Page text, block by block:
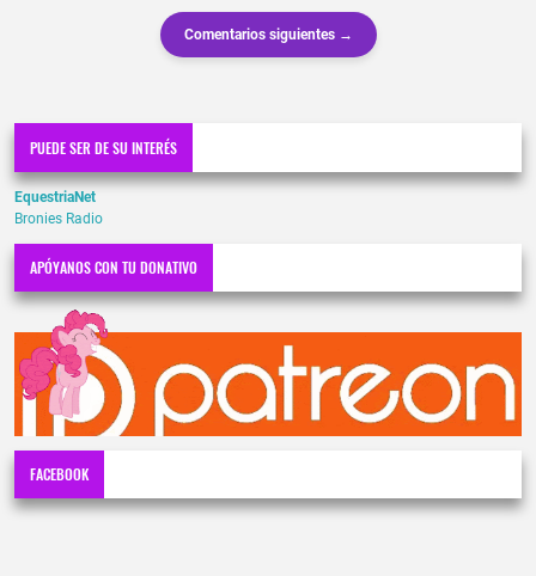
Comentarios siguientes →
PUEDE SER DE SU INTERÉS
EquestriaNet
Bronies Radio
APÓYANOS CON TU DONATIVO
FACEBOOK